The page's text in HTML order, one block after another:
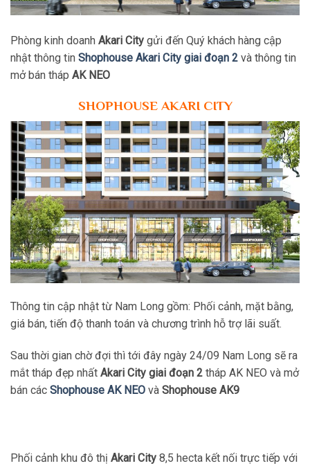
Phòng kinh doanh Akari City gửi đến Quý khách hàng cập
nhật thông tin Shophouse Akari City giai đoạn 2 và thông tin
mở bán tháp AK NEO
SHOPHOUSE AKARI CITY
Thông tin cập nhật từ Nam Long gồm: Phối cảnh, mặt bằng,
giá bán, tiến độ thanh toán và chương trình hỗ trợ lãi suất.
Sau thời gian chờ đợi thì tới đây ngày 24/09 Nam Long sẽ ra
mắt tháp đẹp nhất Akari City giai đoạn 2 tháp AK NEO và mở
bán các Shophouse AK NEO và Shophouse AK9
Phối cảnh khu đô thị Akari City 8,5 hecta kết nối trực tiếp với